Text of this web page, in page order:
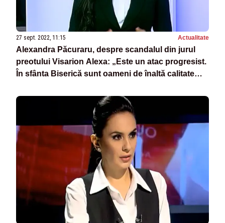
27 sept. 2022, 11:15 Actualitate
Alexandra Păcuraru, despre scandalul din jurul
preotului Visarion Alexa: „Este un atac progresist.
În sfânta Biserică sunt oameni de înaltă calitate